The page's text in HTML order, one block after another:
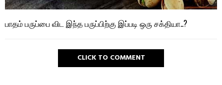
பாதம் பருப்பை விட இந்த பருப்பிற்கு இப்படி ஒரு சக்தியா..?
CLICK TO COMMENT